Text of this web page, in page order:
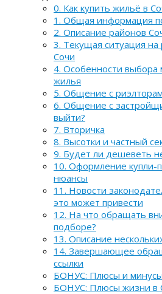
0. Как купить жильё в
1. Общая информация
2. Описание районов
3. Текущая ситуация
Сочи
4. Особенности выбора
жилья
5. Общение с
6. Общение с
выйти?
7. Вторичка
8. Высотки и частный
9. Будет ли дешеветь
10. Оформление купли-
нюансы
11. Новости
это может привести
12. На что обращать
подборе?
13. Описание
14. Завершающее
ссылки
БОНУС: Плюсы и
БОНУС: Плюсы жизни в